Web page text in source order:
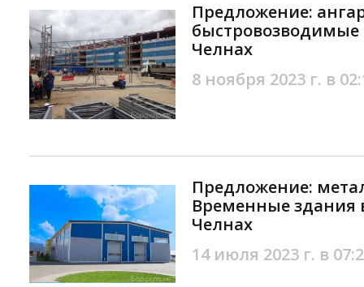
Предложение:
Челнах
8 ноября 2023 г. в
Предложение:
Временные здания
Челнах
14 июля 2023 г. в